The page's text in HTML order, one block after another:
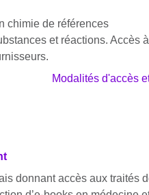
chimie de références
et réactions. Accès
Modalités d'accès
donnant accès aux traités